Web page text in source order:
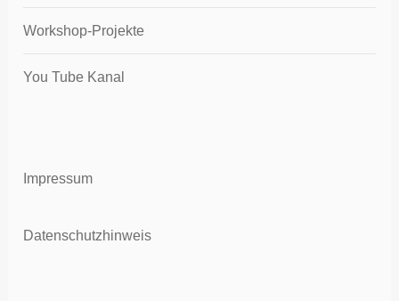
Workshop-Projekte
You Tube Kanal
Impressum
Datenschutzhinweis